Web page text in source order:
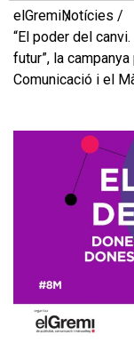
elGremiNotícies
“El poder del
futur”, la
Comunicació i el